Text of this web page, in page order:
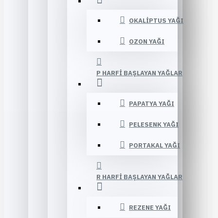
OKALIPTUS YAĞI
OZON YAĞI
P HARFI BAŞLAYAN YAĞLAR
PAPATYA YAĞI
PELESENK YAĞI
PORTAKAL YAĞI
R HARFI BAŞLAYAN YAĞLAR
REZENE YAĞI